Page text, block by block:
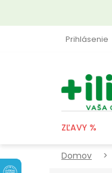
obsah
Prihlásenie
ZĽAVY %
Domov